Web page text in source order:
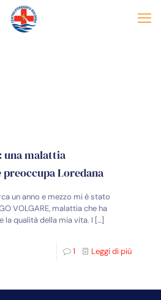
una malattia
Loredana
un anno e mezzo mi è stato
VOLGARE, malattia che ha
qualità della mia vita. I […]
1 Leggi di più